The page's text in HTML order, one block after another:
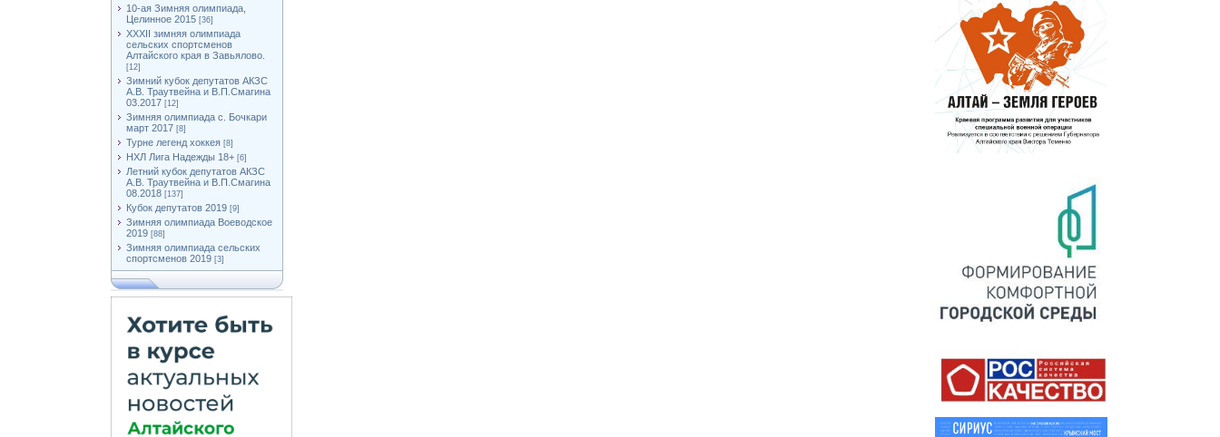
10-ая Зимняя олимпиада,
Целинное 2015 [36]
XXXII зимняя олимпиада
сельских спортсменов
Алтайского края в Завьялово.
[12]
Зимний кубок депутатов АКЗС
А.В. Траутвейна и В.П.Смагина
03.2017 [12]
Зимняя олимпиада с. Бочкари
март 2017 [8]
Турне легенд хоккея [8]
НХЛ Лига Надежды 18+ [6]
Летний кубок депутатов АКЗС
А.В. Траутвейна и В.П.Смагина
08.2018 [137]
Кубок депутатов 2019 [9]
Зимняя олимпиада Воеводское
2019 [88]
Зимняя олимпиада сельских
спортсменов 2019 [3]